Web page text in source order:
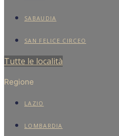
SABAUDIA
SAN FELICE CIRCEO
Tutte le località
Regione
LAZIO
LOMBARDIA